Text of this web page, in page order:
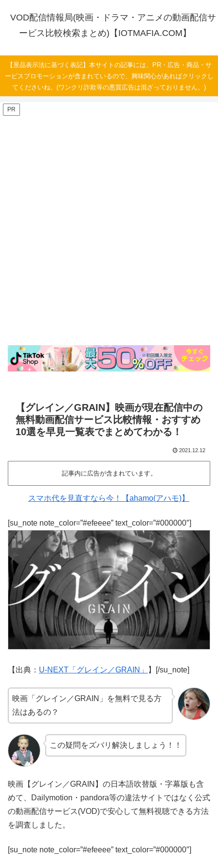
VOD配信情報局(映画・ドラマ・アニメの動画配信サ
ービス比較検索まとめ)【IOTMAFIA.COM】
【景品表示法に基づく表記】本サイトの記事には、PR・広告・商品・サ
ービスプロモーションが含まれているので、興味関心があればクリックし
てくださいね。(ワンクリ詐欺等の悪質広告は混ざっておりません。)
PR
【グレイン／GRAIN】映画が現在配信中の
無料動画配信サービス比較情報・おすすめ
10選を早見一覧表でまとめてわかる！
2021.12.12
記事内に広告が含まれています。
スマホ代を見直すなら今！【ahamo(アハモ)】
[su_note note_color=”#efeeee” text_color=”#000000″]
【出典： U-NEXT「グレイン／GRAIN」 】[/su_note]
映画「グレイン／GRAIN」を無料で見る方
法はあるの？
この疑問をズバリ解決しましょう！！
映画【グレイン／GRAIN】の日本語吹替版・字幕版も含
めて、Dailymotion・pandora等の違法サイトではなく公式
の動画配信サービス(VOD)で安心して無料視聴できる方法
を調査しました。
[su_note note_color=”#efeeee” text_color=”#000000″]